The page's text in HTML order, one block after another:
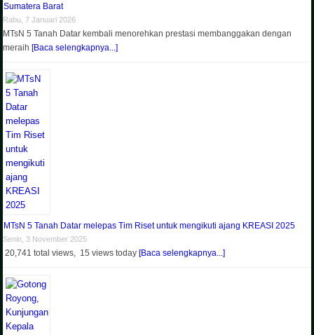
Sumatera Barat
Rabu, 7 Januari 2026
MTsN 5 Tanah Datar kembali menorehkan prestasi membanggakan dengan
meraih[Baca selengkapnya...]
MTsN 5 Tanah Datar melepas Tim Riset untuk mengikuti ajang KREASI 2025
Senin, 3 November 2025
20,741 total views, 15 views today[Baca selengkapnya...]